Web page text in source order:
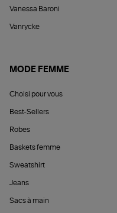
Vanessa Baroni
Vanrycke
MODE FEMME
Choisi pour vous
Best-Sellers
Robes
Baskets femme
Sweatshirt
Jeans
Sacs à main